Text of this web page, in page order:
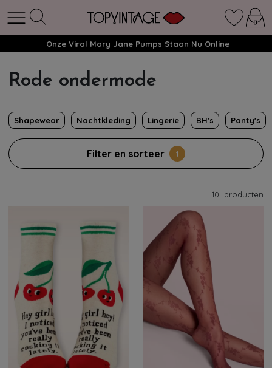
Onze Viral Mary Jane Pumps Staan Nu Online
Rode ondermode
Shapewear Nachtkleding Lingerie BH's Panty's
Filter en sorteer 1
10 producten